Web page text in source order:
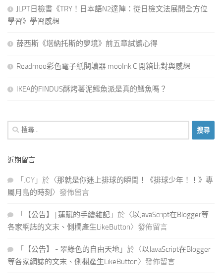
JLPT日檢書《TRY！日本語N2達陣：從日檢文法展開全方位
學習》學習感想
薛西斯《塔納托斯的夢境》前五章試讀心得
Readmoo彩色電子紙閱讀器 mooInk C 開箱比對與感想
IKEA的FINDUS酥烤薯泥鱈魚派是真的鱈魚嗎？
搜
尋
鍵
近期留言
「 JOY 」於〈那就是你迷上排球的瞬間！《排球少年！！》專
屬月島的時刻 〉發佈留言
「 【公告】 | 蓮賦的手繪雜記 」於〈以JavaScript在Blogger等
各家網誌的文末、側欄產生LikeButton〉發佈留言
「 【公告】 - 翠綠色的自由天地 」於〈以JavaScript在Blogger
等各家網誌的文末、側欄產生LikeButton〉發佈留言